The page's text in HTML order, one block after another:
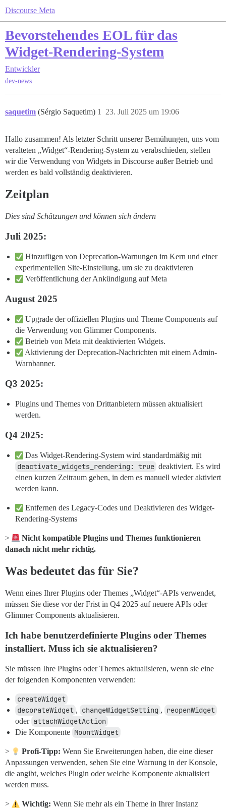
Discourse Meta
Bevorstehendes EOL für das
Widget-Rendering-System
Entwickler
dev-news
saquetim (Sérgio Saquetim) 23. Juli 2025 um 19:06
1
Hallo zusammen! Als letzter Schritt unserer Bemühungen, uns vom
veralteten „Widget“-Rendering-System zu verabschieden, stellen
wir die Verwendung von Widgets in Discourse außer Betrieb und
werden es bald vollständig deaktivieren.
Zeitplan
Dies sind Schätzungen und können sich ändern
Juli 2025:
Hinzufügen von Deprecation-Warnungen im Kern und einer
experimentellen Site-Einstellung, um sie zu deaktivieren
Veröffentlichung der Ankündigung auf Meta
August 2025
Upgrade der offiziellen Plugins und Theme Components auf
die Verwendung von Glimmer Components.
Betrieb von Meta mit deaktivierten Widgets.
Aktivierung der Deprecation-Nachrichten mit einem Admin-
Warnbanner.
Q3 2025:
Plugins und Themes von Drittanbietern müssen aktualisiert
werden.
Q4 2025:
Das Widget-Rendering-System wird standardmäßig mit
deactivate_widgets_rendering: true deaktiviert. Es wird
einen kurzen Zeitraum geben, in dem es manuell wieder aktiviert
werden kann.
Entfernen des Legacy-Codes und Deaktivieren des Widget-
Rendering-Systems
>
Nicht kompatible Plugins und Themes funktionieren
danach nicht mehr richtig.
Was bedeutet das für Sie?
Wenn eines Ihrer Plugins oder Themes „Widget“-APIs verwendet,
müssen Sie diese vor der Frist in Q4 2025 auf neuere APIs oder
Glimmer Components aktualisieren.
Ich habe benutzerdefinierte Plugins oder Themes
installiert. Muss ich sie aktualisieren?
Sie müssen Ihre Plugins oder Themes aktualisieren, wenn sie eine
der folgenden Komponenten verwenden:
createWidget
decorateWidget , changeWidgetSetting , reopenWidget
oder attachWidgetAction
Die Komponente MountWidget
> Profi-Tipp: Wenn Sie Erweiterungen haben, die eine dieser
Anpassungen verwenden, sehen Sie eine Warnung in der Konsole,
die angibt, welches Plugin oder welche Komponente aktualisiert
werden muss.
> Wichtig: Wenn Sie mehr als ein Theme in Ihrer Instanz